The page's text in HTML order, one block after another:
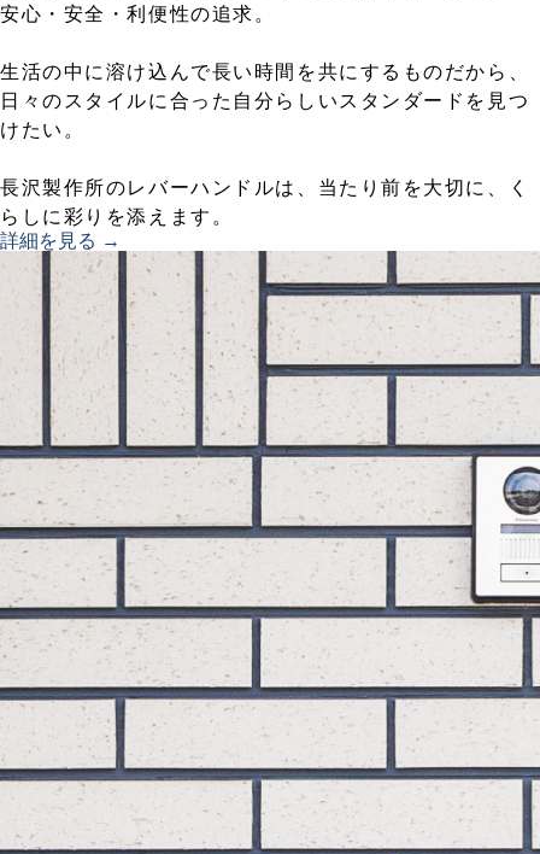
安心・安全・利便性の追求。
生活の中に溶け込んで長い時間を共にするものだから、
日々のスタイルに合った自分らしいスタンダードを見つ
けたい。
長沢製作所のレバーハンドルは、当たり前を大切に、く
らしに彩りを添えます。
詳細を見る →